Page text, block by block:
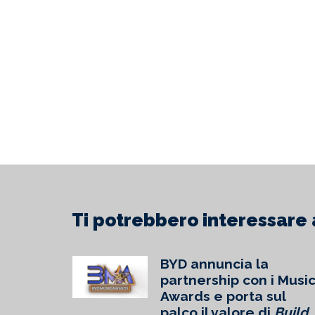
Ti potrebbero interessare
BYD annuncia la
partnership con i Music
Awards e porta sul
palco il valore di Build